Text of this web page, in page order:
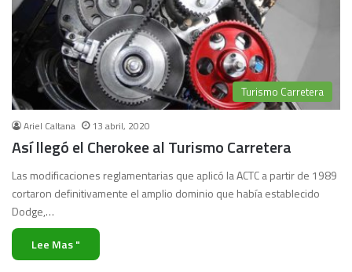
Turismo Carretera
Ariel Caltana 13 abril, 2020
Así llegó el Cherokee al Turismo Carretera
Las modificaciones reglamentarias que aplicó la ACTC a partir de 1989
cortaron definitivamente el amplio dominio que había establecido
Dodge,…
Lee Mas "